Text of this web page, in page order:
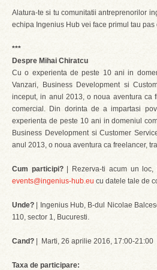
Alatura-te si tu comunitatii antreprenorilor
echipa Ingenius Hub vei face primul tau pas
***
Despre Mihai Chiratcu
Cu o experienta de peste 10 ani in
Vanzari, Business Development si
inceput, in anul 2013, o noua aventura ca
comercial. Din dorinta de a impartasi
experienta de peste 10 ani in domeniul
Business Development si Customer
anul 2013, o noua aventura ca freelancer,
Cum participi?| Rezerva-ti acum un loc,
events@ingenius-hub.eu cu datele tale de
Unde? | Ingenius Hub, B-dul Nicolae
110, sector 1, Bucuresti.
Cand? | Marti, 26 aprilie 2016, 17:00-21:00
Taxa de participare: